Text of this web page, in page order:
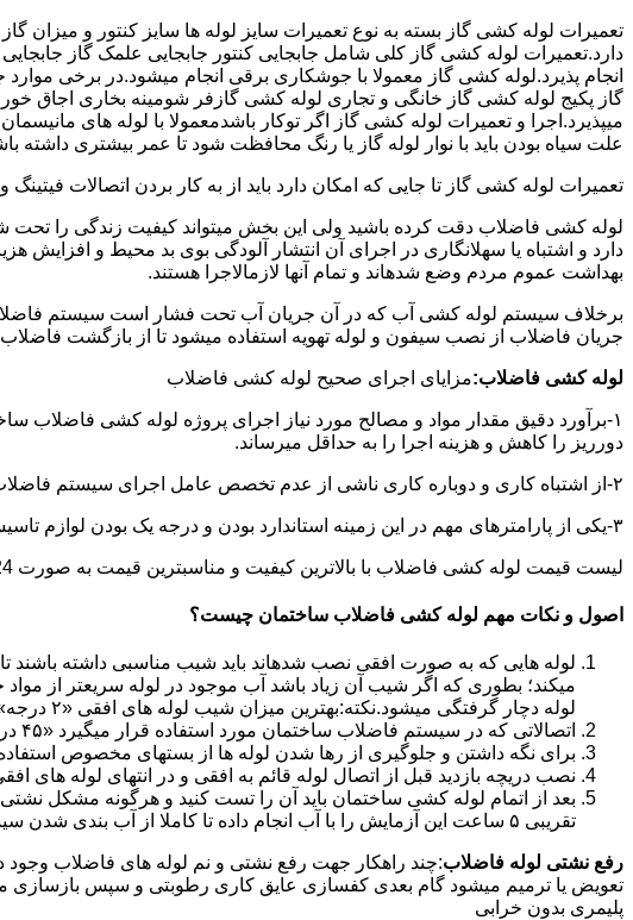
تعمیرات لوله کشی گاز بسته به نوع تعمیرات سایز لوله ها سایز کنتور و میزان
دارد.تعمیرات لوله کشی گاز کلی شامل جابجایی کنتور جابجایی علمک گاز
انجام پذیرد.لوله کشی گاز معمولا با جوشکاری برقی انجام میشود.در برخی
گاز پکیج لوله کشی گاز خانگی و تجاری لوله کشی گازفر شومینه بخاری اجاق
میپذیرد.اجرا و تعمیرات لوله کشی گاز اگر توکار باشدمعمولا با لوله های
علت سیاه بودن باید با نوار لوله گاز یا رنگ محافظت شود تا عمر بیشتری داشته
تعمیرات لوله کشی گاز تا جایی که امکان دارد باید از به کار بردن اتصالات
لوله کشی فاضلاب دقت کرده باشید ولی این بخش میتواند کیفیت زندگی را تحت
دارد و اشتباه یا سهلانگاری در اجرای آن انتشار آلودگی بوی بد محیط و
بهداشت عموم مردم وضع شدهاند و تمام آنها لازمالاجرا هستند.
برخلاف سیستم لوله کشی آب که در آن جریان آب تحت فشار است سیستم
جریان فاضلاب از نصب سیفون و لوله تهویه استفاده میشود تا از بازگشت
لوله کشی فاضلاب:مزایای اجرای صحیح لوله کشی فاضلاب
۱-برآورد دقیق مقدار مواد و مصالح مورد نیاز اجرای پروژه لوله کشی فاضلاب
دورریز را کاهش و هزینه اجرا را به حداقل میرساند.
۲-از اشتباه کاری و دوباره کاری ناشی از عدم تخصص عامل اجرای سیستم فاضلاب جلوگیری میشود.
۳-یکی از پارامترهای مهم در این زمینه استاندارد بودن و درجه یک بودن لوازم تاسیسات بهداشتی است که افزایش طول عمر سیستم فاضلاب را در پی خواهد داشت.
لیست قیمت لوله کشی فاضلاب با بالاترین کیفیت و مناسبترین قیمت به صورت 24 ساعته توسط متخصصین
اصول و نکات مهم لوله کشی فاضلاب ساختمان چیست؟
لوله هایی که به صورت افقی نصب شدهاند باید شیب مناسبی داشته باشند
میکند؛ بطوری که اگر شیب آن زیاد باشد آب موجود در لوله سریعتر از
لوله دچار گرفتگی میشود.نکته:بهترین میزان شیب لوله های افقی «۲ درجه»است.
اتصالاتی که در سیستم فاضلاب ساختمان مورد استفاده قرار میگیرد «۴۵ درجه»است.
برای نگه داشتن و جلوگیری از رها شدن لوله ها از بستهای مخصوص
نصب دریچه بازدید قبل از اتصال لوله قائم به افقی و در انتهای لوله
بعد از اتمام لوله کشی ساختمان باید آن را تست کنید و هرگونه مشکل
تقریبی ۵ ساعت این آزمایش را با آب انجام داده تا کاملا از آب بندی شدن سیستم فاضلاب اطمینان حاصل شود..
رفع نشتی لوله فاضلاب:چند راهکار جهت رفع نشتی و نم لوله های فاضلاب
تعویض یا ترمیم میشود گام بعدی کفسازی عایق کاری رطوبتی و سپس بازسازی
پلیمری بدون خرابی